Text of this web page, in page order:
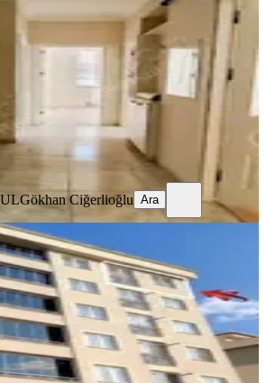
Abdülhamid Han Mahallesi
100 m² 5. Kat 05.08.2026
Gökhan Ciğerlioğlu
Gökhan Ciğerlioğlu Ara
Memura Dağ Manzaralı
1+1 Daire
Yunus Emre Mahallesi
40 m² · 5. Kat·05.08.2026
₺